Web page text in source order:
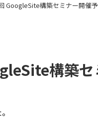
構築セミナー開催
構築